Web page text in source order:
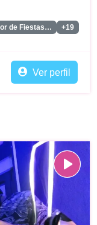
Organizador de Fiestas Tematicas +19
Ver perfil